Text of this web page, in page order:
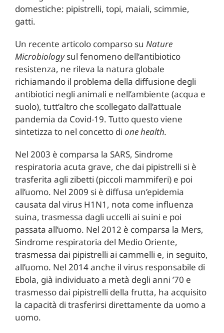
domestiche: pipistrelli, topi, maiali, scimmie,
gatti.
Un recente articolo comparso su Nature
Microbiologysul fenomeno dell’antibiotico
resistenza, ne rileva la natura globale
richiamando il problema della diffusione degli
antibiotici negli animali e nell’ambiente (acqua e
suolo), tutt’altro che scollegato dall’attuale
pandemia da Covid-19. Tutto questo viene
sintetizza to nel concetto di one health.
Nel 2003 è comparsa la SARS, Sindrome
respiratoria acuta grave, che dai pipistrelli si è
trasferita agli zibetti (piccoli mammiferi) e poi
all’uomo. Nel 2009 si è diffusa un’epidemia
causata dal virus H1N1, nota come influenza
suina, trasmessa dagli uccelli ai suini e poi
passata all’uomo. Nel 2012 è comparsa la Mers,
Sindrome respiratoria del Medio Oriente,
trasmessa dai pipistrelli ai cammelli e, in seguito,
all’uomo. Nel 2014 anche il virus responsabile di
Ebola, già individuato a metà degli anni ’70 e
trasmesso dai pipistrelli della frutta, ha acquisito
la capacità di trasferirsi direttamente da uomo a
uomo.